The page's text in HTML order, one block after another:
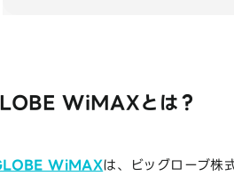
WiMAXとは？
WiMAXは、ビッグローブ株